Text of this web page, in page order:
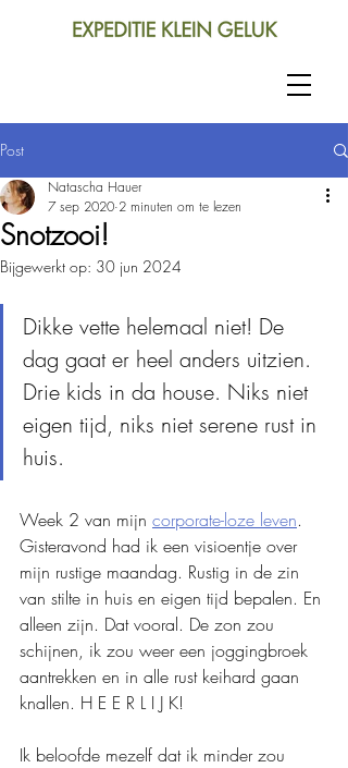
Post
Snotzooi!
Natascha Hauer
7 sep 2020 2 minuten om te lezen
Bijgewerkt op: 30 jun 2024
Dikke vette helemaal niet! De
dag gaat er heel anders uitzien.
Drie kids in da house. Niks niet
eigen tijd, niks niet serene rust in
huis.
Week 2 van mijn corporate-loze leven.
Gisteravond had ik een visioentje over
mijn rustige maandag. Rustig in de zin
van stilte in huis en eigen tijd bepalen. En
alleen zijn. Dat vooral. De zon zou
schijnen, ik zou weer een joggingbroek
aantrekken en in alle rust keihard gaan
knallen. H E E R L I J K!
Ik beloofde mezelf dat ik minder zou